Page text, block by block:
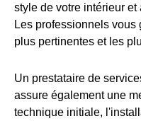
style de votre intérieur
Les professionnels
plus pertinentes et les
Un prestataire de
assure également une
technique initiale,